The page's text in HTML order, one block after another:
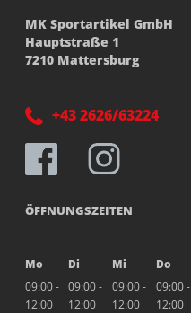
MK Sportartikel GmbH
Hauptstraße 1
7210 Mattersburg
+43 2626/63224
ÖFFNUNGSZEITEN
Mo Di Mi Do
09:00 -
12:00
09:00 -
12:00
09:00 -
12:00
09:00 -
12:00